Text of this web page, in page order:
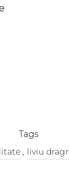
Tags
, liviu